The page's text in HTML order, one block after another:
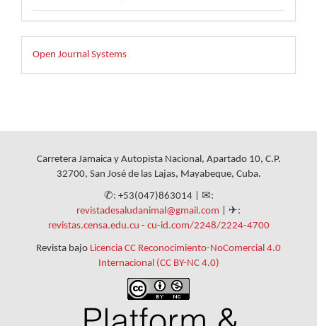
Desarrollado
por
Open Journal Systems
Carretera Jamaica y Autopista Nacional, Apartado 10, C.P.
32700, San José de las Lajas, Mayabeque, Cuba.
✆: +53(047)863014 | ✉:
revistadesaludanimal@gmail.com | ✈:
revistas.censa.edu.cu - cu-id.com/2248/2224-4700
Revista bajo Licencia CC Reconocimiento-NoComercial 4.0
Internacional (CC BY-NC 4.0)